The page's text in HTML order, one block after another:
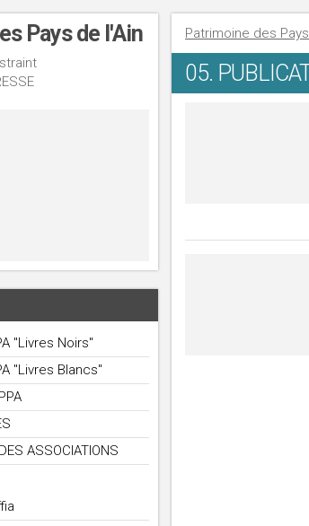
Pays de l'Ain
"Livres Noirs"
"Livres Blancs"
ASSOCIATIONS
Patrimoine des
05.